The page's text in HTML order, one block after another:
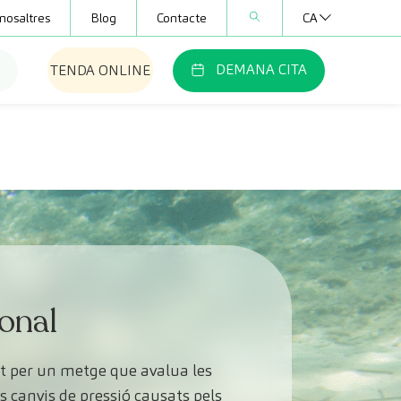
Blog Contacte CA
TENDA ONLINE DEMANA CITA
un metge que avalua les
de pressió causats pels